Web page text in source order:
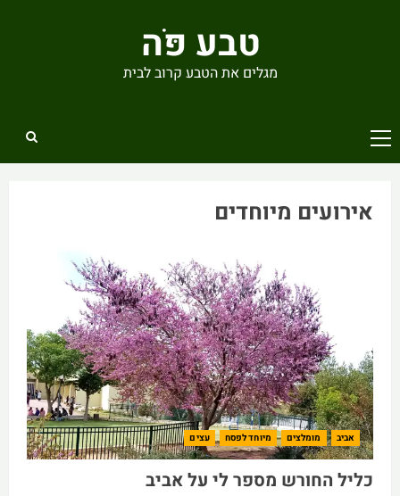
טבע פֹּה
מגלים את הטבע קרוב לבית
Primary
Menu
אירועים מיוחדים
אביב מומלצים מיוחד לפסח עצים
כליל החורש מספר לי על אביב